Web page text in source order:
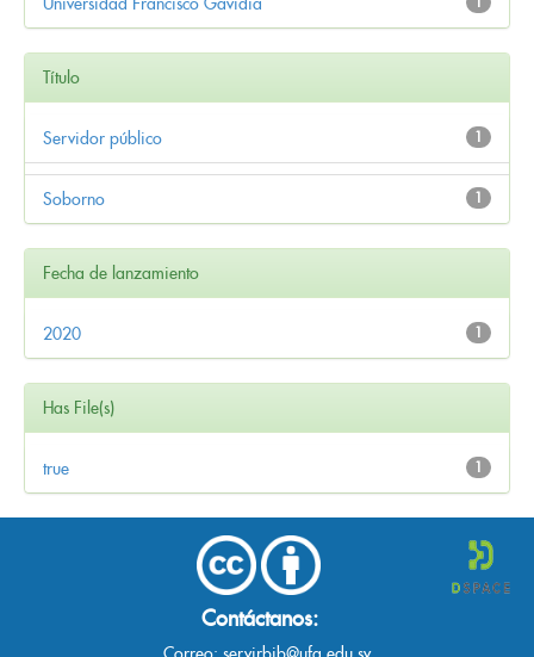
Título
1
Servidor público
1
Soborno
Fecha de lanzamiento
1
2020
Has File(s)
1
true
Contáctanos: